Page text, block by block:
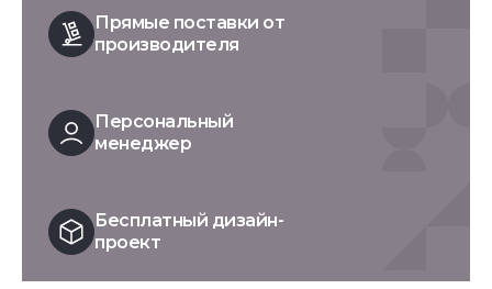
Прямые поставки от
производителя
Персональный
менеджер
Бесплатный дизайн-
проект